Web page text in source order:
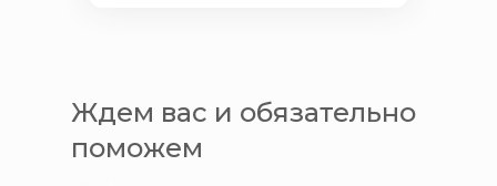
Ждем вас и обязательно
поможем